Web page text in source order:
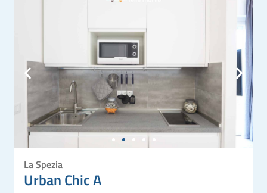
La Spezia
Urban Chic A